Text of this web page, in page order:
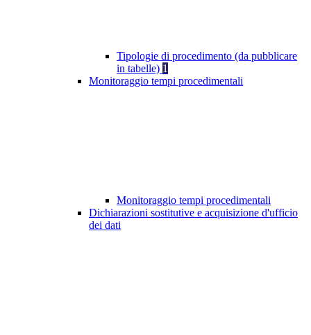
Tipologie di procedimento (da pubblicare
in tabelle) 1
Monitoraggio tempi procedimentali
Monitoraggio tempi procedimentali
Dichiarazioni sostitutive e acquisizione d'ufficio
dei dati